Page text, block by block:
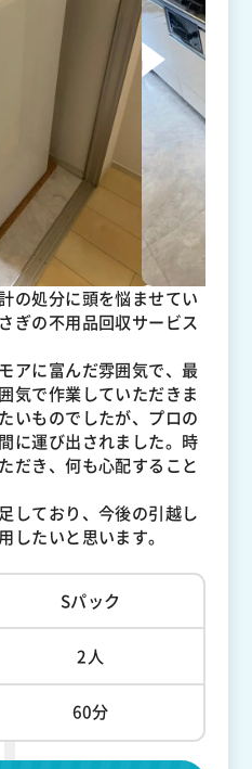
の処分に頭を悩ませてい
ぎの不用品回収サービス
アに富んだ雰囲気で、最
気で作業していただきま
いものでしたが、プロの
に運び出されました。時
だき、何も心配すること
しており、今後の引越し
したいと思います。
Sパック
2人
60分